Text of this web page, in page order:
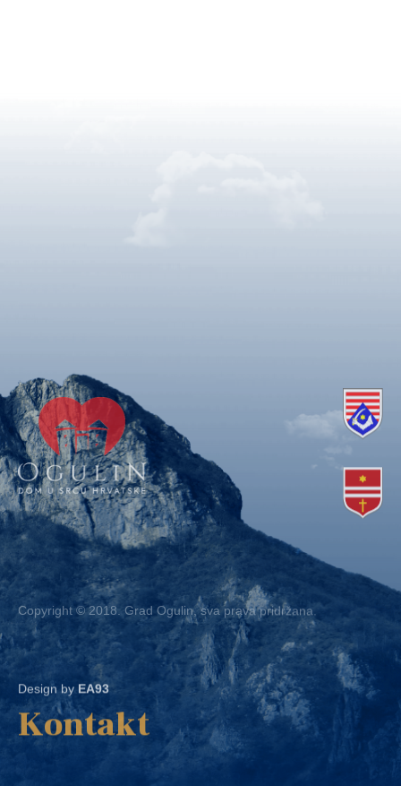
Copyright © 2018. Grad Ogulin, sva prava pridržana.
Design by EA93
Kontakt
Ured: Ulica B.Frankopana 11, 47300 Ogulin